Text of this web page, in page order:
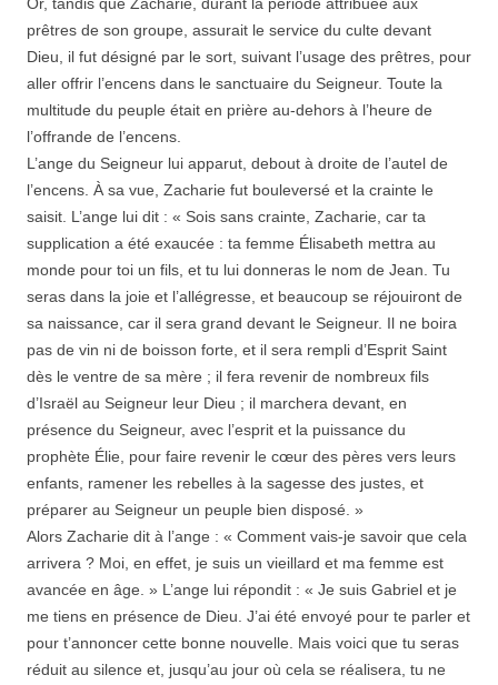
prêtres de son groupe, assurait le service du culte devant
Dieu, il fut désigné par le sort, suivant l’usage des prêtres, pour
aller offrir l’encens dans le sanctuaire du Seigneur. Toute la
multitude du peuple était en prière au-dehors à l’heure de
l’offrande de l’encens.
L’ange du Seigneur lui apparut, debout à droite de l’autel de
l’encens. À sa vue, Zacharie fut bouleversé et la crainte le
saisit. L’ange lui dit : « Sois sans crainte, Zacharie, car ta
supplication a été exaucée : ta femme Élisabeth mettra au
monde pour toi un fils, et tu lui donneras le nom de Jean. Tu
seras dans la joie et l’allégresse, et beaucoup se réjouiront de
sa naissance, car il sera grand devant le Seigneur. Il ne boira
pas de vin ni de boisson forte, et il sera rempli d’Esprit Saint
dès le ventre de sa mère ; il fera revenir de nombreux fils
d’Israël au Seigneur leur Dieu ; il marchera devant, en
présence du Seigneur, avec l’esprit et la puissance du
prophète Élie, pour faire revenir le cœur des pères vers leurs
enfants, ramener les rebelles à la sagesse des justes, et
préparer au Seigneur un peuple bien disposé. »
Alors Zacharie dit à l’ange : « Comment vais-je savoir que cela
arrivera ? Moi, en effet, je suis un vieillard et ma femme est
avancée en âge. » L’ange lui répondit : « Je suis Gabriel et je
me tiens en présence de Dieu. J’ai été envoyé pour te parler et
pour t’annoncer cette bonne nouvelle. Mais voici que tu seras
réduit au silence et, jusqu’au jour où cela se réalisera, tu ne